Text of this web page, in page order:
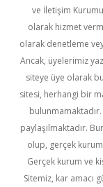
ve İletişim
olarak hizmet
olarak denetleme
Ancak, üyelerimiz
siteye üye olarak
sitesi, herhangi bir
bulunmamaktadır.
paylaşılmaktadır.
olup, gerçek
Gerçek kurum ve
Sitemiz, kar amacı